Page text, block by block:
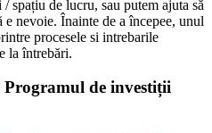
spațiu de lucru, sau putem ajuta să
nevoie. Înainte de a începee, unul
procesele si intrebarile
la întrebări.
Programul de investiții